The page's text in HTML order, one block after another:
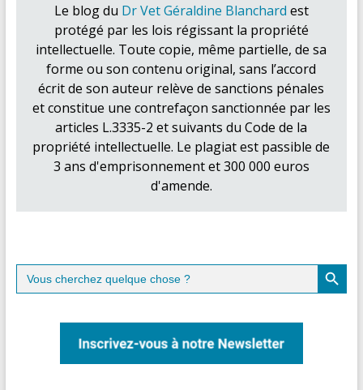
Le blog du Dr Vet Géraldine Blanchard est
protégé par les lois régissant la propriété
intellectuelle. Toute copie, même partielle, de sa
forme ou son contenu original, sans l’accord
écrit de son auteur relève de sanctions pénales
et constitue une contrefaçon sanctionnée par les
articles L.3335-2 et suivants du Code de la
propriété intellectuelle. Le plagiat est passible de
3 ans d'emprisonnement et 300 000 euros
d'amende.
Search
for:
Search Button